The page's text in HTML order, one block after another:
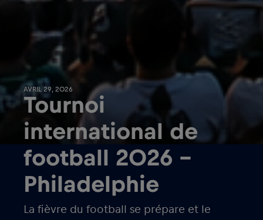
AVRIL 29, 2026
Tournoi
international de
football 2026 –
Philadelphie
La fièvre du football se prépare et le